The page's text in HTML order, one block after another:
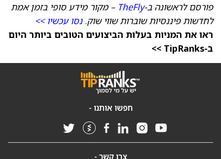
פורסם לראשונה ב-TheFly – מקור מידע סופי בזמן אמת
לחדשות פיננסיות שוברות שווי שוק.נסו עכשיו >>
ראו את המניות בעלות הביצועים הטובים ביותר היום
ב-TipRanks >>
חפשו אותנו -
צרו קשר -